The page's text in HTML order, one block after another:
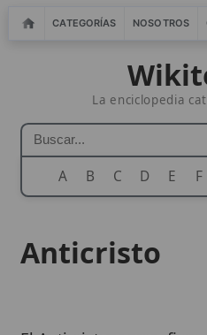
CATEGORÍAS NOSOTROS
La enciclopedia
A B C D E F